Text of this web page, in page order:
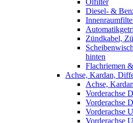
Diesel- &
Zündkabel,
hinten
Flachriemen
Achse, Kardan,
Achse,
Vorderachse
Vorderachse
Vorderachse
Vorderachse